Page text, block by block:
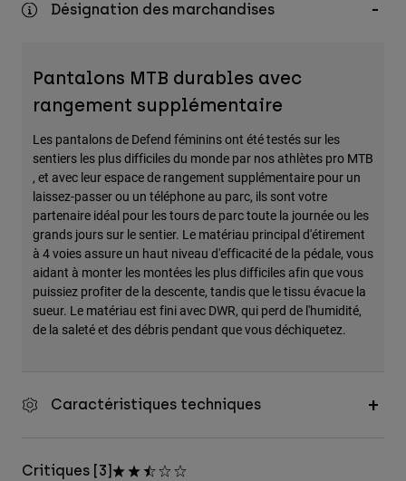
Désignation des marchandises
Pantalons MTB durables avec
rangement supplémentaire
Les pantalons de Defend féminins ont été testés sur les
sentiers les plus difficiles du monde par nos athlètes pro MTB
, et avec leur espace de rangement supplémentaire pour un
laissez-passer ou un téléphone au parc, ils sont votre
partenaire idéal pour les tours de parc toute la journée ou les
grands jours sur le sentier. Le matériau principal d'étirement
à 4 voies assure un haut niveau d'efficacité de la pédale, vous
aidant à monter les montées les plus difficiles afin que vous
puissiez profiter de la descente, tandis que le tissu évacue la
sueur. Le matériau est fini avec DWR, qui perd de l'humidité,
de la saleté et des débris pendant que vous déchiquetez.
Caractéristiques techniques
Critiques [3]